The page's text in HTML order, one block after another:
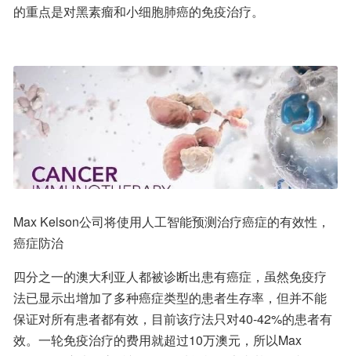
的重点是对黑素瘤和小细胞肺癌的免疫治疗。
Max Kelson公司将使用人工智能预测治疗癌症的有效性，
癌症防治
四分之一的澳大利亚人都被诊断出患有癌症，虽然免疫疗
法已显示出增加了多种癌症类型的患者生存率，但并不能
保证对所有患者都有效，目前该疗法只对40-42%的患者有
效。一轮免疫治疗的费用就超过10万澳元，所以Max